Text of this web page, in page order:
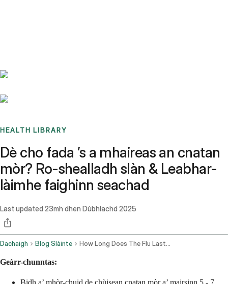
HEALTH LIBRARY
Dè cho fada ’s a mhaireas an cnatan
mòr? Ro-shealladh slàn & Leabhar-
làimhe faighinn seachad
Last updated 23mh dhen Dùbhlachd 2025
Dachaigh Blog Slàinte How Long Does The Flu Last Complete Timeline Recovery Guide
Geàrr-chunntas: